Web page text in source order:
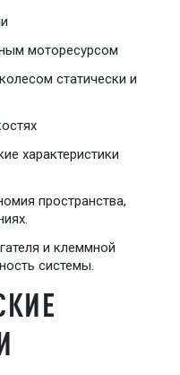
моторесурсом
статически и
характеристики
пространства,
и клеммной
системы.